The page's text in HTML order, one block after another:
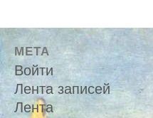
МЕТА
Войти
Лента записей
Лента